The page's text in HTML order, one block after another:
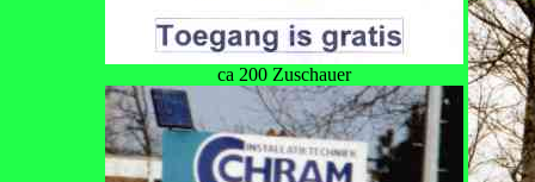
ca 200 Zuschauer